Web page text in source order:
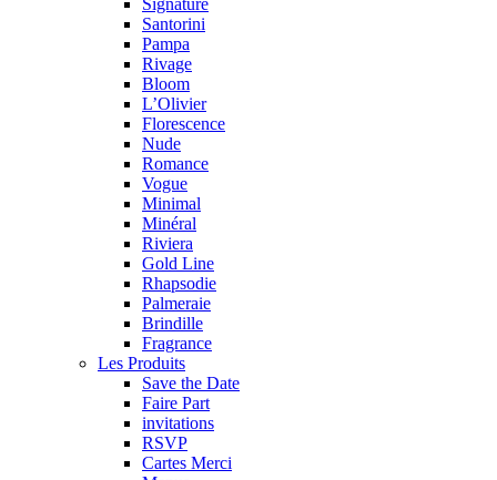
Signature
Santorini
Pampa
Rivage
Bloom
L’Olivier
Florescence
Nude
Romance
Vogue
Minimal
Minéral
Riviera
Gold Line
Rhapsodie
Palmeraie
Brindille
Fragrance
Les Produits
Save the Date
Faire Part
invitations
RSVP
Cartes Merci